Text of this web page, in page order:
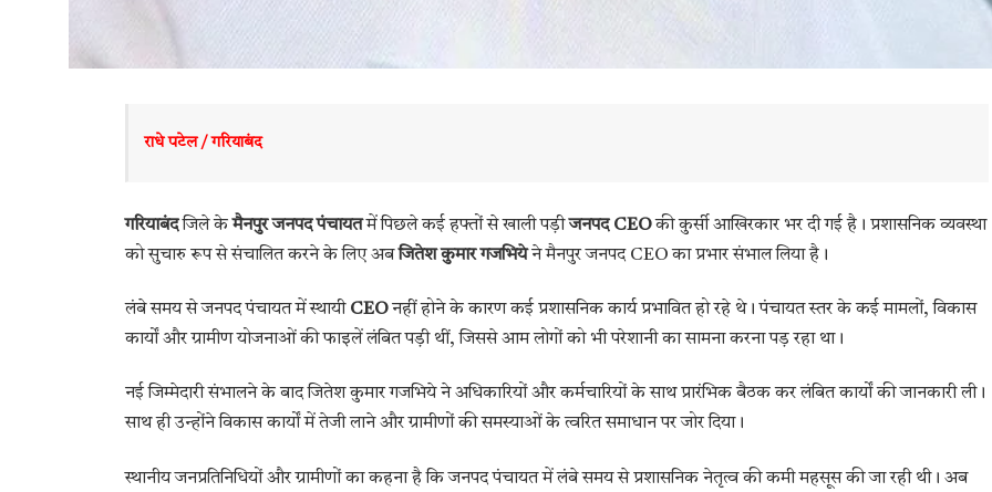
राधे पटेल / गरियाबंद
गरियाबंदजिले केमैनपुर जनपद पंचायतमें पिछले कई हफ्तों से खाली पड़ीजनपद CEOकी कुर्सी आखिरकार भर दी गई है। प्रशासनिक व्यवस्था
को सुचारु रूप से संचालित करने के लिए अबजितेश कुमार गजभियेने मैनपुर जनपद CEO का प्रभार संभाल लिया है।
लंबे समय से जनपद पंचायत में स्थायी CEOनहीं होने के कारण कई प्रशासनिक कार्य प्रभावित हो रहे थे। पंचायत स्तर के कई मामलों, विकास
कार्यों और ग्रामीण योजनाओं की फाइलें लंबित पड़ी थीं, जिससे आम लोगों को भी परेशानी का सामना करना पड़ रहा था।
नई जिम्मेदारी संभालने के बाद जितेश कुमार गजभिये ने अधिकारियों और कर्मचारियों के साथ प्रारंभिक बैठक कर लंबित कार्यों की जानकारी ली।
साथ ही उन्होंने विकास कार्यों में तेजी लाने और ग्रामीणों की समस्याओं के त्वरित समाधान पर जोर दिया।
स्थानीय जनप्रतिनिधियों और ग्रामीणों का कहना है कि जनपद पंचायत में लंबे समय से प्रशासनिक नेतृत्व की कमी महसूस की जा रही थी। अब